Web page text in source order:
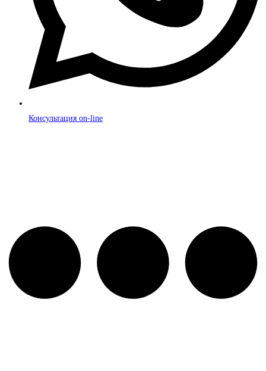
Консультация on-line